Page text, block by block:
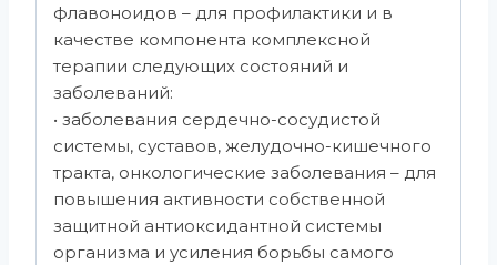
флавоноидов – для профилактики и в
качестве компонента комплексной
терапии следующих состояний и
заболеваний:
• заболевания сердечно-сосудистой
системы, суставов, желудочно-кишечного
тракта, онкологические заболевания – для
повышения активности собственной
защитной антиоксидантной системы
организма и усиления борьбы самого